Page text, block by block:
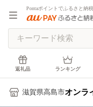
Pontaポイントでふるさと納税
返礼品 ランキング
滋賀県高島市オンラ